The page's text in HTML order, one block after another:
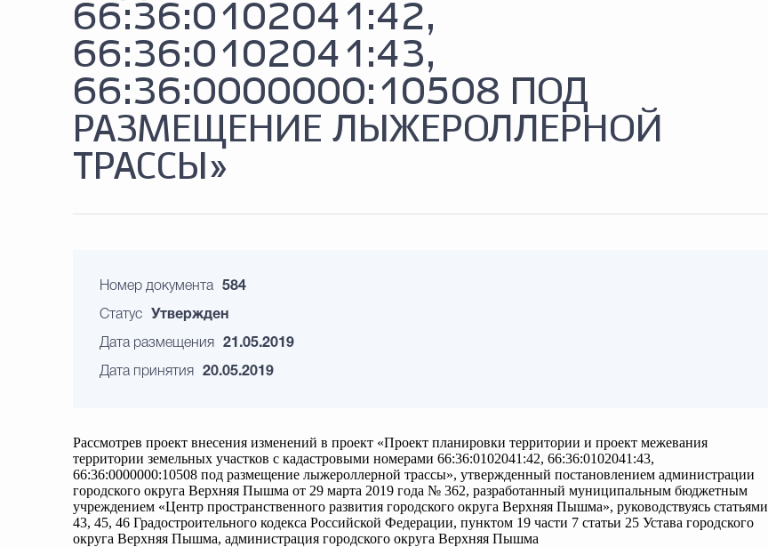
66:36:0102041:42,
66:36:0102041:43,
66:36:0000000:10508 ПОД
РАЗМЕЩЕНИЕ ЛЫЖЕРОЛЛЕРНОЙ
ТРАССЫ»
Номер документа 584
Статус Утвержден
Дата размещения 21.05.2019
Дата принятия 20.05.2019
Рассмотрев проект внесения изменений в проект «Проект планировки территории и проект межевания
территории земельных участков с кадастровыми номерами 66:36:0102041:42, 66:36:0102041:43,
66:36:0000000:10508 под размещение лыжероллерной трассы», утвержденный постановлением администрации
городского округа Верхняя Пышма от 29 марта 2019 года № 362, разработанный муниципальным бюджетным
учреждением «Центр пространственного развития городского округа Верхняя Пышма», руководствуясь статьями
43, 45, 46 Градостроительного кодекса Российской Федерации, пунктом 19 части 7 статьи 25 Устава городского
округа Верхняя Пышма, администрация городского округа Верхняя Пышма